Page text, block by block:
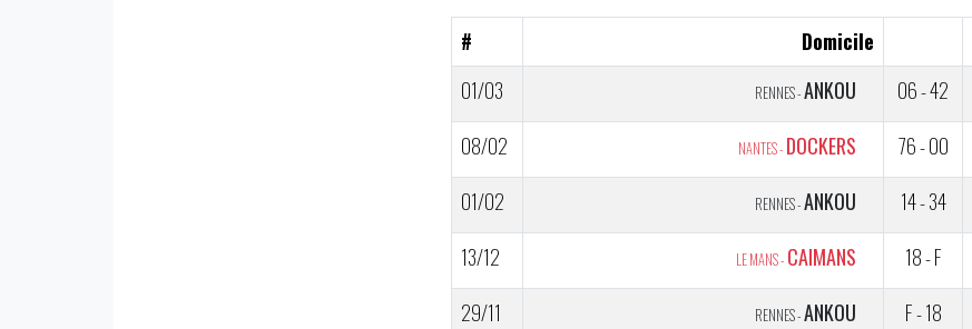
# Domicile
01/03
RENNES -ANKOU 06 - 42
08/02
NANTES - DOCKERS 76 - 00
01/02
RENNES -ANKOU 14 - 34
13/12
LE MANS - CAIMANS 18 - F
29/11
RENNES -ANKOU F - 18